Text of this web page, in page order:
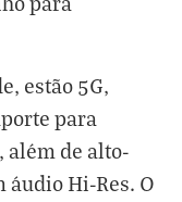
estão 5G,
para
além de alto-
Hi-Res. O